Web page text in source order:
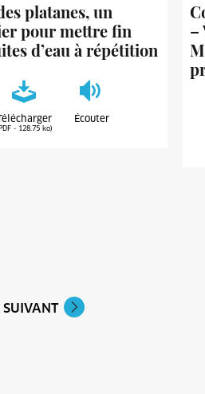
platanes, un
pour mettre fin
d’eau à répétition
- 128.75 ko)
Écouter
–
SUIVANT